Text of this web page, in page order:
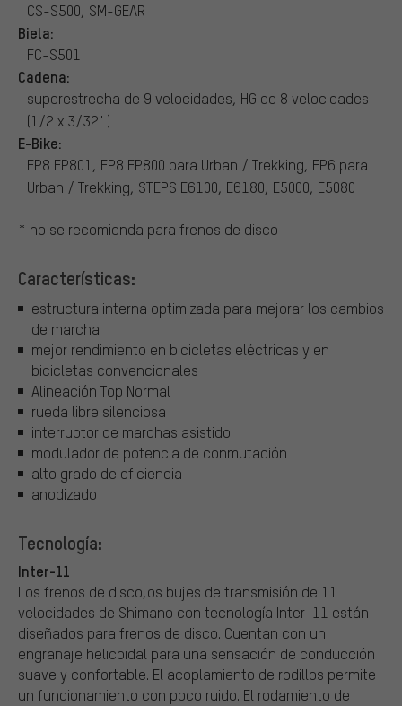
CS-S500, SM-GEAR
Biela:
FC-S501
Cadena:
superestrecha de 9 velocidades, HG de 8 velocidades
(1/2 x 3/32" )
E-Bike:
EP8 EP801, EP8 EP800 para Urban / Trekking, EP6 para
Urban / Trekking, STEPS E6100, E6180, E5000, E5080
* no se recomienda para frenos de disco
Características:
estructura interna optimizada para mejorar los cambios
de marcha
mejor rendimiento en bicicletas eléctricas y en
bicicletas convencionales
Alineación Top Normal
rueda libre silenciosa
interruptor de marchas asistido
modulador de potencia de conmutación
alto grado de eficiencia
anodizado
Tecnología:
Inter-11
Los frenos de disco,os bujes de transmisión de 11
velocidades de Shimano con tecnología Inter-11 están
diseñados para frenos de disco. Cuentan con un
engranaje helicoidal para una sensación de conducción
suave y confortable. El acoplamiento de rodillos permite
un funcionamiento con poco ruido. El rodamiento de